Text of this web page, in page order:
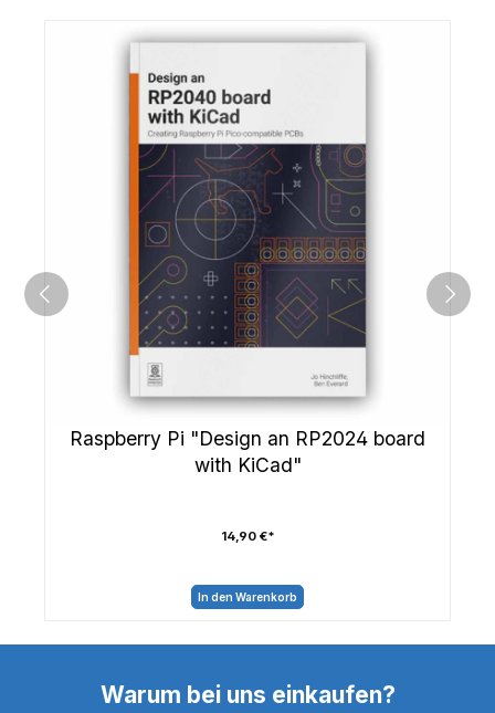
Raspberry Pi "Design an RP2024 board
with KiCad"
14,90 €*
In den Warenkorb
Warum bei uns einkaufen?